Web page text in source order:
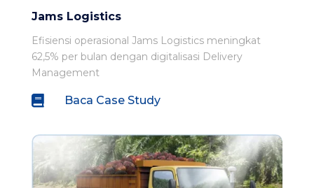
Jams Logistics
Efisiensi operasional Jams Logistics meningkat
62,5% per bulan dengan digitalisasi Delivery
Management
 Baca Case Study